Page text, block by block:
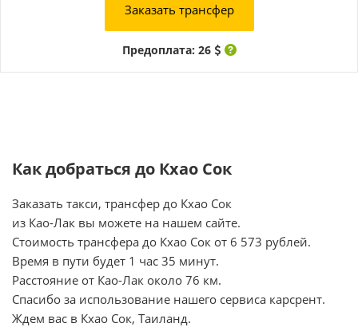
Заказать трансфер
Предоплата: 26
Как добраться до Кхао Сок
Заказать такси, трансфер до Кхао Сок
из Као-Лак вы можете на нашем сайте.
Стоимость трансфера до Кхао Сок от 6 573 рублей.
Время в пути будет 1 час 35 минут.
Расстояние от Као-Лак около 76 км.
Спасибо за использование нашего сервиса карсрент.
Ждем вас в Кхао Сок, Таиланд.